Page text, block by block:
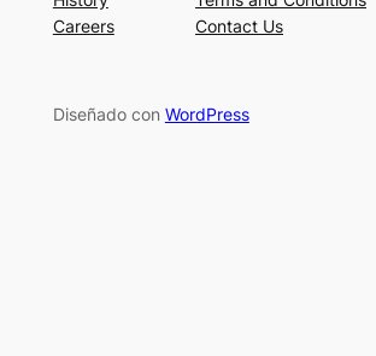
Careers
Contact Us
Diseñado con WordPress